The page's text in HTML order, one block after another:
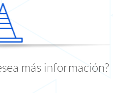
más información?